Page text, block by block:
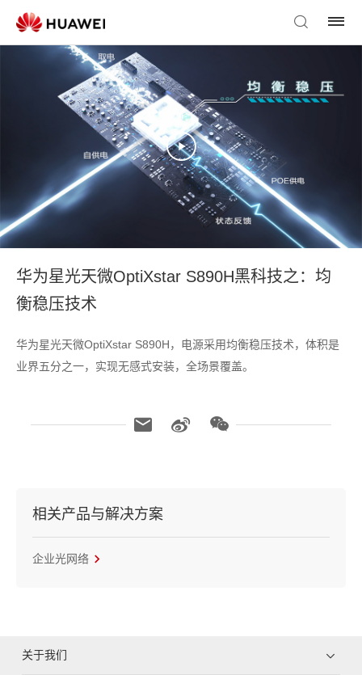
华为星光天微OptiXstar S890H黑科技之：均
衡稳压技术
华为星光天微OptiXstar S890H，电源采用均衡稳压技术，体积是
业界五分之一，实现无感式安装，全场景覆盖。
相关产品与解决方案
企业光网络
关于我们